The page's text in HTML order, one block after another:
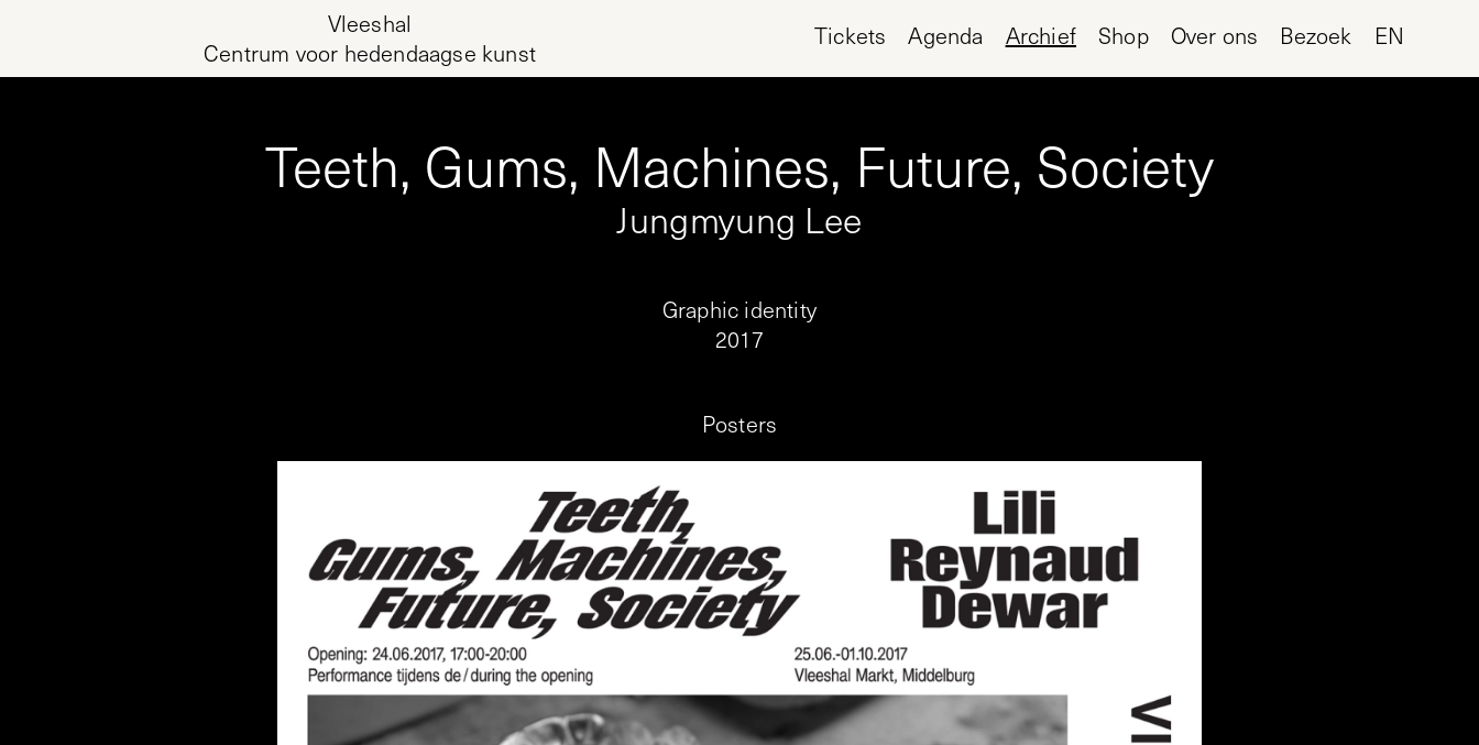
Vleeshal
Centrum voor hedendaagse kunst
Tickets Agenda Archief Shop Over ons Bezoek EN
Teeth, Gums, Machines, Future, Society
Jungmyung Lee
Graphic identity
2017
Posters